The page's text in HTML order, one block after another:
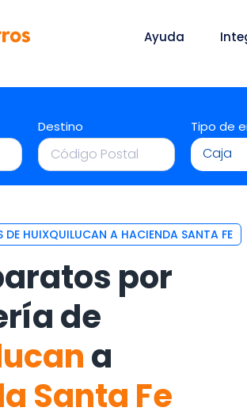
Ayuda
Destino Tipo de
Caja
HUIXQUILUCAN A HACIENDA SANTA FE
por
de
a
Santa Fe